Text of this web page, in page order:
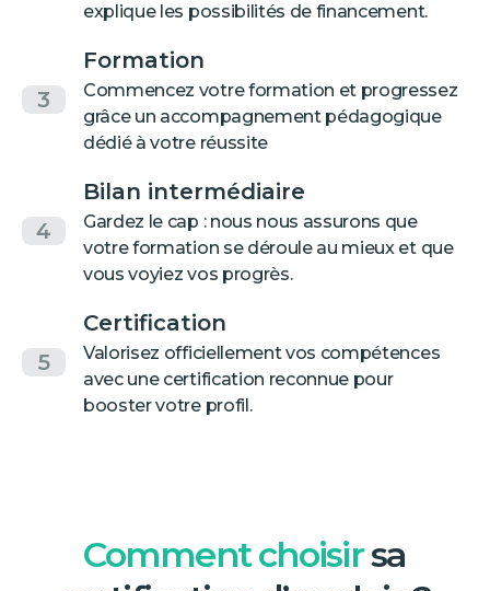
explique les possibilités de financement.
3
Formation
Commencez votre formation et progressez
grâce un accompagnement pédagogique
dédié à votre réussite
4
Bilan intermédiaire
Gardez le cap : nous nous assurons que
votre formation se déroule au mieux et que
vous voyiez vos progrès.
5
Certification
Valorisez officiellement vos compétences
avec une certification reconnue pour
booster votre profil.
Comment choisirsa